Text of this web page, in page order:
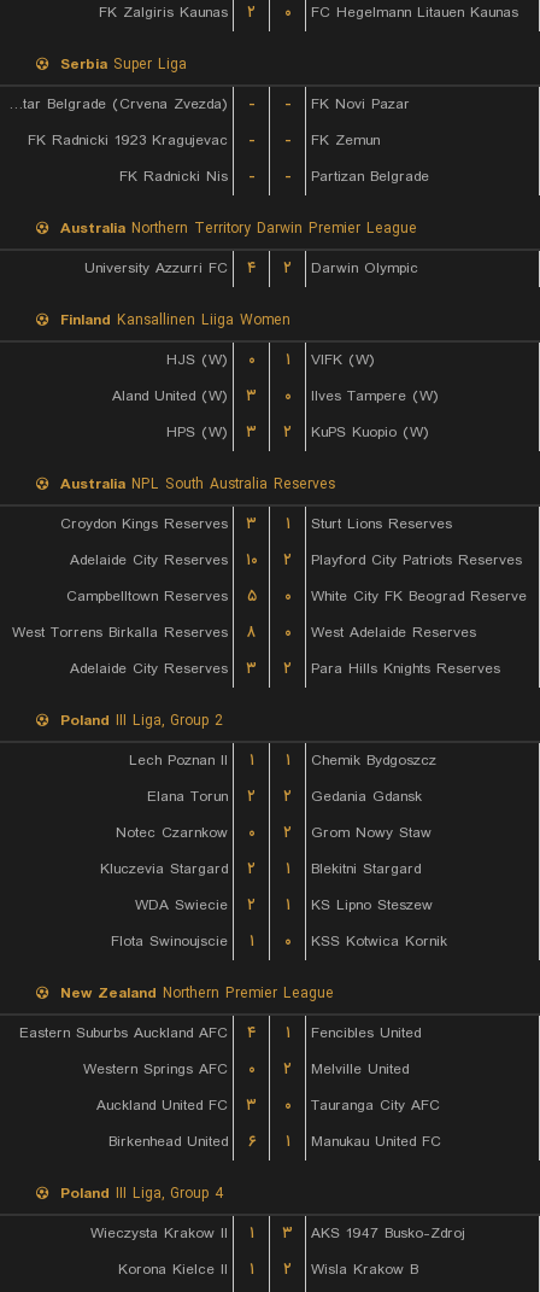
FK Zalgiris Kaunas
۲ ۰ FC Hegelmann Litauen Kaunas
Serbia Super Liga
FK Red Star Belgrade (Crvena Zvezda)
- -
FK Novi Pazar
FK Radnicki 1923 Kragujevac
- -
FK Zemun
FK Radnicki Nis
- - Partizan Belgrade
Australia Northern Territory Darwin Premier League
University Azzurri FC
۴ ۲ Darwin Olympic
Finland Kansallinen Liiga Women
HJS (W)
۰ ۱
VIFK (W)
Aland United (W)
۳ ۰
Ilves Tampere (W)
HPS (W)
۳ ۲ KuPS Kuopio (W)
Australia NPL South Australia Reserves
Croydon Kings Reserves
۳ ۱
Sturt Lions Reserves
Adelaide City Reserves
۱۰ ۲
Playford City Patriots Reserves
Campbelltown Reserves
۵ ۰
White City FK Beograd Reserve
West Torrens Birkalla Reserves
۸ ۰
West Adelaide Reserves
Adelaide City Reserves
۳ ۲ Para Hills Knights Reserves
Poland III Liga, Group 2
Lech Poznan II
۱ ۱
Chemik Bydgoszcz
Elana Torun
۲ ۲
Gedania Gdansk
Notec Czarnkow
۰ ۲
Grom Nowy Staw
Kluczevia Stargard
۲ ۱
Blekitni Stargard
WDA Swiecie
۲ ۱
KS Lipno Steszew
Flota Swinoujscie
۱ ۰ KSS Kotwica Kornik
New Zealand Northern Premier League
Eastern Suburbs Auckland AFC
۴ ۱
Fencibles United
Western Springs AFC
۰ ۲
Melville United
Auckland United FC
۳ ۰
Tauranga City AFC
Birkenhead United
۶ ۱ Manukau United FC
Poland III Liga, Group 4
Wieczysta Krakow II
۱ ۳
AKS 1947 Busko-Zdroj
Korona Kielce II
۱ ۲
Wisla Krakow B